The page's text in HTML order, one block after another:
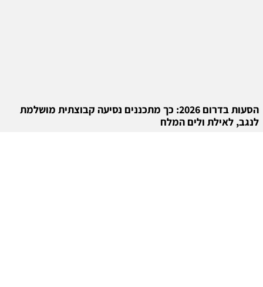
הסעות בדרום 2026: כך מתכננים נסיעה קבוצתית מושלמת
לנגב, לאילת ולים המלח